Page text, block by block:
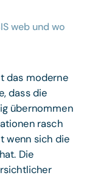
web und wo
das moderne
dass die
übernommen
rasch
wenn sich die
Die